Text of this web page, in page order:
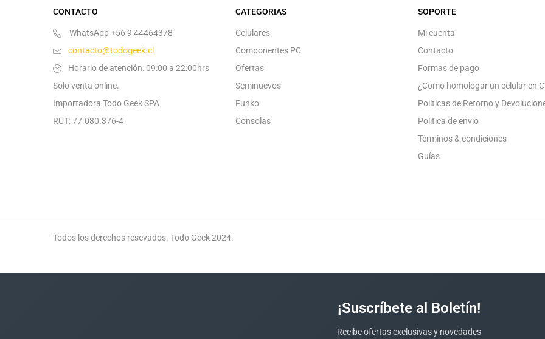
CONTACTO
WhatsApp +56 9 44464378
contacto@todogeek.cl
Horario de atención: 09:00 a 22:00hrs
Solo venta online.
Importadora Todo Geek SPA
RUT: 77.080.376-4
CATEGORIAS
Celulares
Componentes PC
Ofertas
Seminuevos
Funko
Consolas
SOPORTE
Mi cuenta
Contacto
Formas de pago
¿Como homologar un celular en
Politicas de Retorno y
Politica de envio
Términos & condiciones
Guías
Todos los derechos resevados. Todo Geek 2024.
¡Suscríbete al Boletín!
Recibe ofertas exclusivas y novedades